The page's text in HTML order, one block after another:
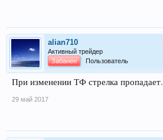
alian710
Активный трейдер
Забанен
Пользователь
При изменении ТФ стрелка пропадает.
29 май 2017